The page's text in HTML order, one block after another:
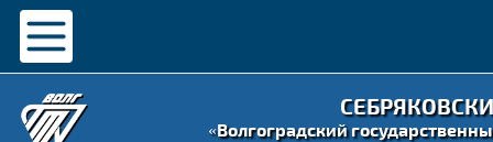
«Волгоградский